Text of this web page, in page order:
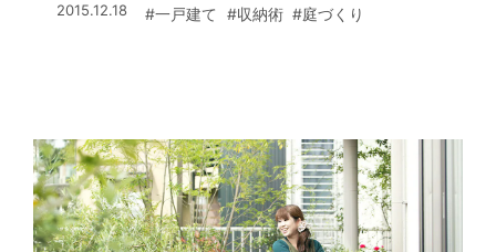
2015.12.18 #一戸建て #収納術 #庭づくり